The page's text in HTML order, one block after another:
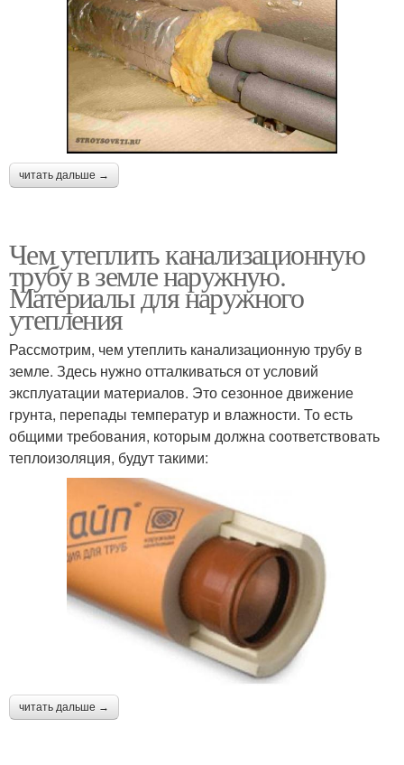
читать дальше →
Чем утеплить канализационную
трубу в земле наружную.
Материалы для наружного
утепления
Рассмотрим, чем утеплить канализационную трубу в
земле. Здесь нужно отталкиваться от условий
эксплуатации материалов. Это сезонное движение
грунта, перепады температур и влажности. То есть
общими требования, которым должна соответствовать
теплоизоляция, будут такими:
читать дальше →